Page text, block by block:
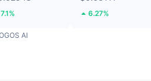
7.1% 6.27%
AI